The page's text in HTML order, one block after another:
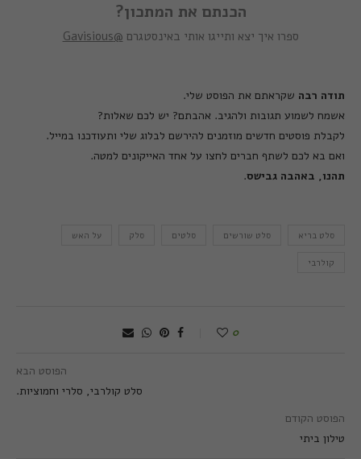
הכנתם את המתכון?
ספרו איך יצא ותייגו אותי באינסטגרם @Gavisious
תודה רבה שקראתם את הפוסט שלי.
אשמח לשמוע תגובות ולהגיב. אהבתם? יש לכם שאלות?
לקבלת פוסטים חדשים מוזמנים להירשם לבלוג שלי ותעודכנו במייל.
ואם בא לכם לשתף חברים לחצו על אחד האייקונים למטה.
תהנו, באהבה גבישס.
סלט בריא סלט שורשים סלטים סלק על האש
קולרבי
0
הפוסט הבא
סלט קולרבי, סלרי וחמוציות.
הפוסט הקודם
טילון ביתי